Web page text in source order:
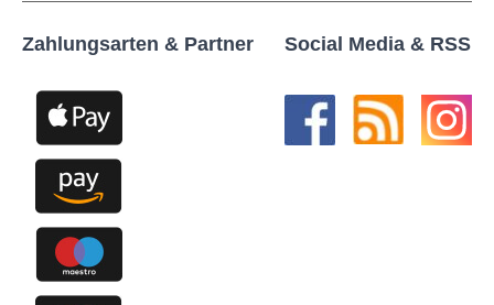
Zahlungsarten & Partner Social Media & RSS